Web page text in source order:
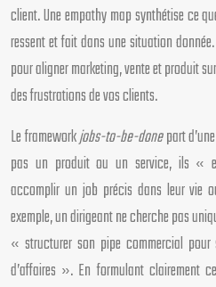
client. Une empathy map synthétise ce
ressent et fait dans une situation
pour aligner marketing, vente et produit
des frustrations de vos clients.
Le frameworkjobs-to-be-donepart
pas un produit ou un service, ils «
accomplir un job précis dans leur vie
exemple, un dirigeant ne cherche pas
« structurer son pipe commercial
d’affaires ». En formulant clairement